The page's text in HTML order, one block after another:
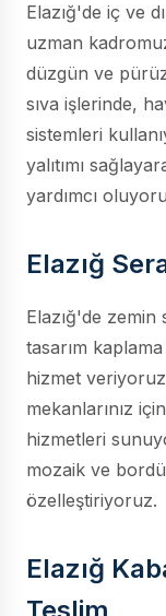
Elazığ'de iç ve
uzman
düzgün ve
sıva işlerinde,
sistemleri
yalıtımı
yardımcı
Elazığ
Elazığ'de
tasarım
hizmet
mekanlarınız
hizmetleri
mozaik ve
özelleştiriyoruz.
Elazığ